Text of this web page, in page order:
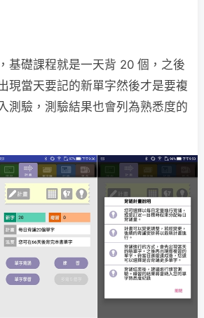
基礎課程就是一天背 20 個，之後
現當天要記的新單字然後才是要複
測驗，測驗結果也會列為熟悉度的